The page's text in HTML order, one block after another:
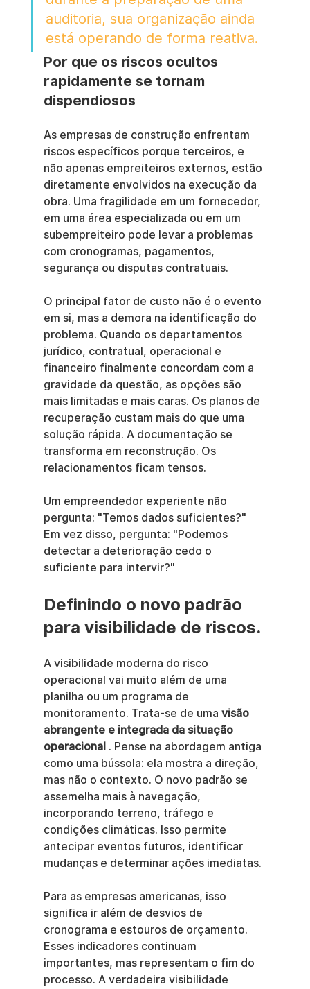
auditoria, sua organização ainda
está operando de forma reativa.
Por que os riscos ocultos
rapidamente se tornam
dispendiosos
As empresas de construção enfrentam
riscos específicos porque terceiros, e
não apenas empreiteiros externos, estão
diretamente envolvidos na execução da
obra. Uma fragilidade em um fornecedor,
em uma área especializada ou em um
subempreiteiro pode levar a problemas
com cronogramas, pagamentos,
segurança ou disputas contratuais.
O principal fator de custo não é o evento
em si, mas a demora na identificação do
problema. Quando os departamentos
jurídico, contratual, operacional e
financeiro finalmente concordam com a
gravidade da questão, as opções são
mais limitadas e mais caras. Os planos de
recuperação custam mais do que uma
solução rápida. A documentação se
transforma em reconstrução. Os
relacionamentos ficam tensos.
Um empreendedor experiente não
pergunta: "Temos dados suficientes?"
Em vez disso, pergunta: "Podemos
detectar a deterioração cedo o
suficiente para intervir?"
Definindo o novo padrão
para visibilidade de riscos.
A visibilidade moderna do risco
operacional vai muito além de uma
planilha ou um programa de
monitoramento. Trata-se de uma visão
abrangente e integrada da situação
operacional . Pense na abordagem antiga
como uma bússola: ela mostra a direção,
mas não o contexto. O novo padrão se
assemelha mais à navegação,
incorporando terreno, tráfego e
condições climáticas. Isso permite
antecipar eventos futuros, identificar
mudanças e determinar ações imediatas.
Para as empresas americanas, isso
significa ir além de desvios de
cronograma e estouros de orçamento.
Esses indicadores continuam
importantes, mas representam o fim do
processo. A verdadeira visibilidade